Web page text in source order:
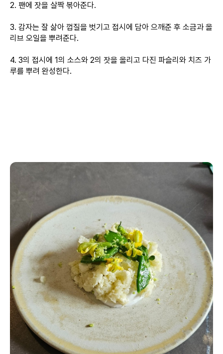
2. 팬에 잣을 살짝 볶아준다.
3. 감자는 잘 삶아 껍질을 벗기고 접시에 담아 으깨준 후 소금과 올
리브 오일을 뿌려준다.
4. 3의 접시에 1의 소스와 2의 잣을 올리고 다진 파슬리와 치즈 가
루를 뿌려 완성한다.